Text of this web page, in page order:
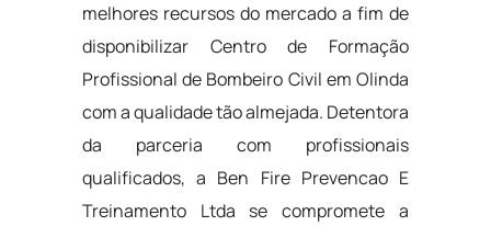
melhores recursos do mercado a fim de
disponibilizar Centro de Formação
Profissional de Bombeiro Civil em Olinda
com a qualidade tão almejada. Detentora
da parceria com profissionais
qualificados, a Ben Fire Prevencao E
Treinamento Ltda se compromete a